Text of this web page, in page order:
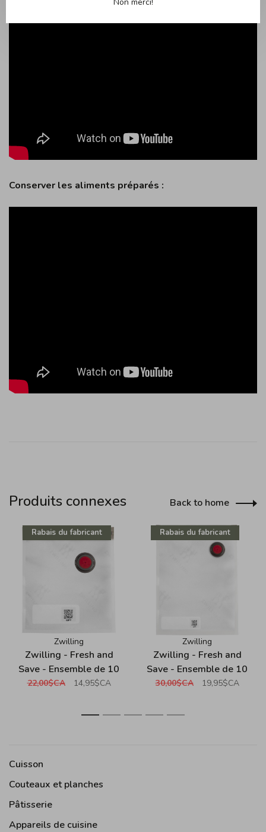
Conserver les aliments préparés :
Produits connexes Back to home
Rabais du fabricant
Zwilling
Zwilling - Fresh and
Save - Ensemble de 10
sacs sous vide - Petit
22,00$CA 14,95$CA
Rabais du fabricant
Zwilling
Zwilling - Fresh and
Save - Ensemble de 10
sacs sous vide - Moyen
30,00$CA 19,95$CA
1 2 3 4 5
Cuisson
Couteaux et planches
Pâtisserie
Appareils de cuisine